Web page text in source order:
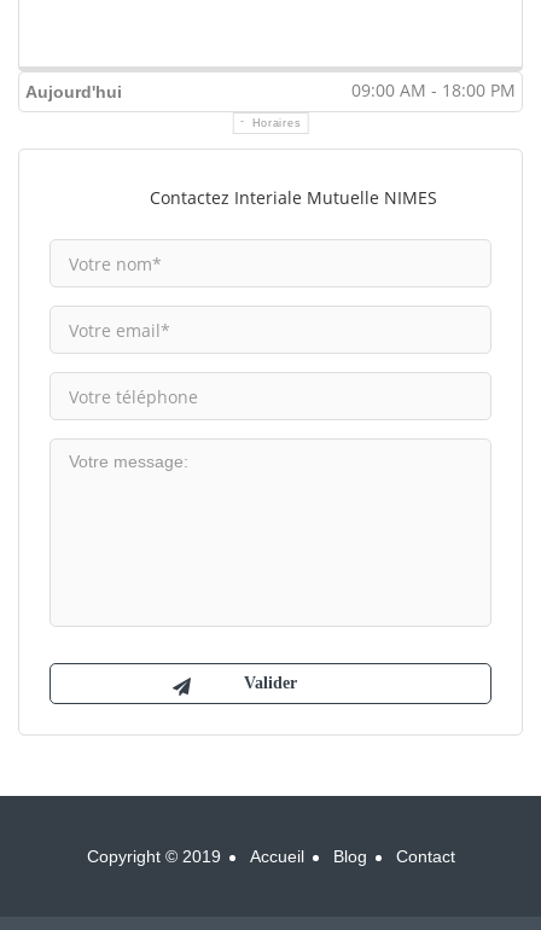
Aujourd'hui 09:00 AM - 18:00 PM
Horaires
Contactez Interiale Mutuelle NIMES
Copyright © 2019 Accueil Blog Contact